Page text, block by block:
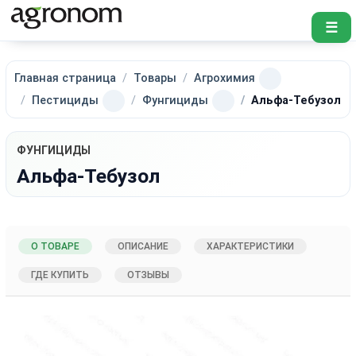
☰
Главная страница Товары
Агрохимия
Пестициды
Фунгициды Альфа-Тебузол
ФУНГИЦИДЫ
Альфа-Тебузол
О ТОВАРЕ ОПИСАНИЕ ХАРАКТЕРИСТИКИ
ГДЕ КУПИТЬ ОТЗЫВЫ